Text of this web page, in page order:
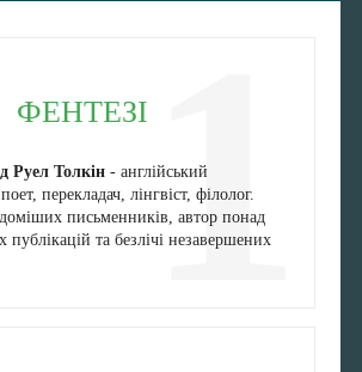
1
Руел Толкін- англійський
перекладач, лінгвіст, філолог.
письменників, автор понад
публікацій та безлічі незавершених